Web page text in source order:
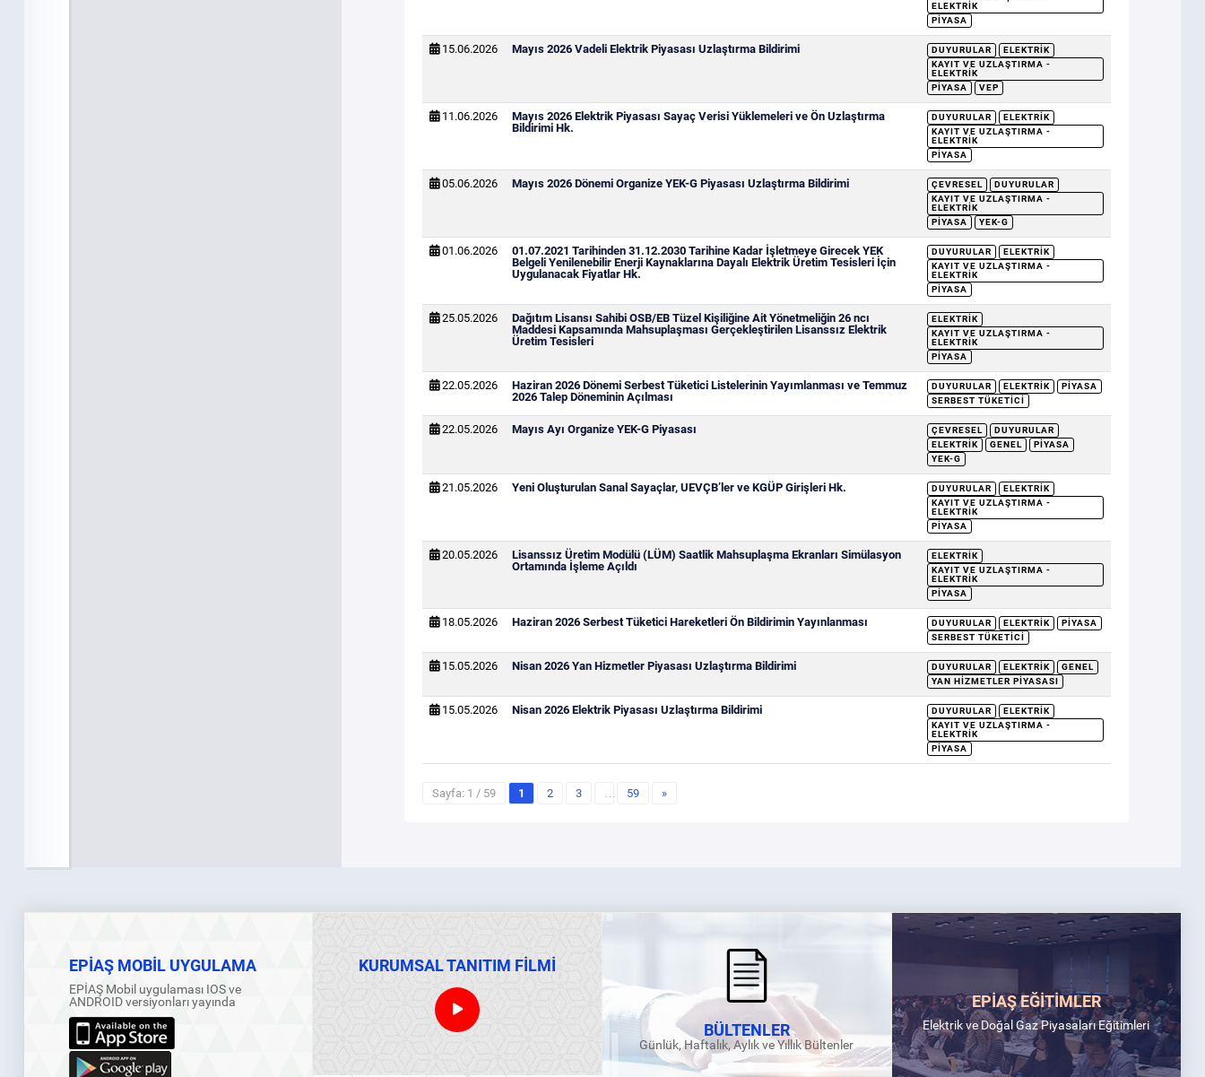
ELEKTRIK
PIYASA
15.06.2026 Mayıs 2026 Vadeli Elektrik Piyasası Uzlaştırma Bildirimi DUYURULAR
ELEKTRIK
KAYIT VE UZLAŞTIRMA -
ELEKTRIK
PIYASA
VEP
11.06.2026
Mayıs 2026 Elektrik Piyasası Sayaç Verisi Yüklemeleri ve Ön Uzlaştırma
Bildirimi Hk.
DUYURULAR
ELEKTRIK
KAYIT VE UZLAŞTIRMA -
ELEKTRIK
PIYASA
05.06.2026 Mayıs 2026 Dönemi Organize YEK-G Piyasası Uzlaştırma Bildirimi ÇEVRESEL
DUYURULAR
KAYIT VE UZLAŞTIRMA -
ELEKTRIK
PIYASA
YEK-G
01.06.2026
01.07.2021 Tarihinden 31.12.2030 Tarihine Kadar İşletmeye Girecek YEK
Belgeli Yenilenebilir Enerji Kaynaklarına Dayalı Elektrik Üretim Tesisleri İçin
Uygulanacak Fiyatlar Hk.
DUYURULAR
ELEKTRIK
KAYIT VE UZLAŞTIRMA -
ELEKTRIK
PIYASA
25.05.2026
Dağıtım Lisansı Sahibi OSB/EB Tüzel Kişiliğine Ait Yönetmeliğin 26 ncı
Maddesi Kapsamında Mahsuplaşması Gerçekleştirilen Lisanssız Elektrik
Üretim Tesisleri
ELEKTRIK
KAYIT VE UZLAŞTIRMA -
ELEKTRIK
PIYASA
22.05.2026
Haziran 2026 Dönemi Serbest Tüketici Listelerinin Yayımlanması ve Temmuz
2026 Talep Döneminin Açılması
DUYURULAR ELEKTRIK
PIYASA
SERBEST TÜKETICI
22.05.2026 Mayıs Ayı Organize YEK-G Piyasası ÇEVRESEL
DUYURULAR
ELEKTRIK
GENEL
PIYASA
YEK-G
21.05.2026 Yeni Oluşturulan Sanal Sayaçlar, UEVÇB’ler ve KGÜP Girişleri Hk. DUYURULAR
ELEKTRIK
KAYIT VE UZLAŞTIRMA -
ELEKTRIK
PIYASA
20.05.2026
Lisanssız Üretim Modülü (LÜM) Saatlik Mahsuplaşma Ekranları Simülasyon
Ortamında İşleme Açıldı
ELEKTRIK
KAYIT VE UZLAŞTIRMA -
ELEKTRIK
PIYASA
18.05.2026 Haziran 2026 Serbest Tüketici Hareketleri Ön Bildirimin Yayınlanması DUYURULAR ELEKTRIK
PIYASA
SERBEST TÜKETICI
15.05.2026 Nisan 2026 Yan Hizmetler Piyasası Uzlaştırma Bildirimi DUYURULAR ELEKTRIK
GENEL
YAN HIZMETLER PIYASASI
15.05.2026 Nisan 2026 Elektrik Piyasası Uzlaştırma Bildirimi DUYURULAR
ELEKTRIK
KAYIT VE UZLAŞTIRMA -
ELEKTRIK
PIYASA
Sayfa: 1 / 59 1 2 3 … 59 »
EPİAŞ MOBİL UYGULAMA
EPİAŞ Mobil uygulaması IOS ve
ANDROID versiyonları yayında
KURUMSAL TANITIM FİLMİ
BÜLTENLER
Günlük, Haftalık, Aylık ve Yıllık Bültenler
EPİAŞ EĞİTİMLER
Elektrik ve Doğal Gaz Piyasaları Eğitimleri